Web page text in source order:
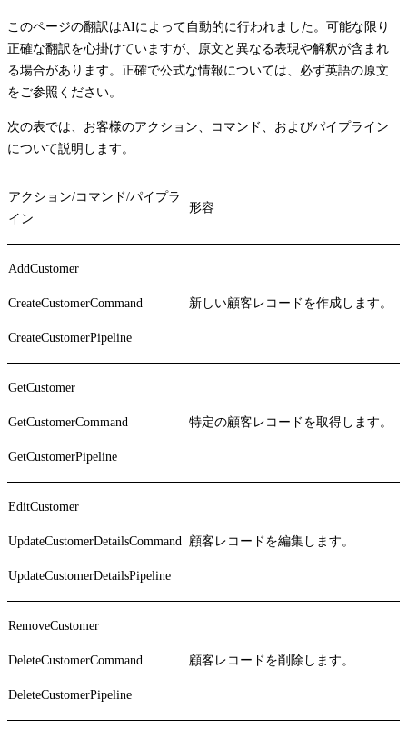
このページの翻訳はAIによって自動的に行われました。可能な限り
正確な翻訳を心掛けていますが、原文と異なる表現や解釈が含まれ
る場合があります。正確で公式な情報については、必ず英語の原文
をご参照ください。
次の表では、お客様のアクション、コマンド、およびパイプライン
について説明します。
アクション/コマンド/パイプラ
イン
形容
AddCustomer
CreateCustomerCommand
CreateCustomerPipeline
新しい顧客レコードを作成します。
GetCustomer
GetCustomerCommand
GetCustomerPipeline
特定の顧客レコードを取得します。
EditCustomer
UpdateCustomerDetailsCommand
UpdateCustomerDetailsPipeline
顧客レコードを編集します。
RemoveCustomer
DeleteCustomerCommand
DeleteCustomerPipeline
顧客レコードを削除します。